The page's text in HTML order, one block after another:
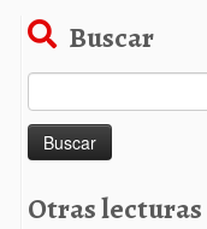
Buscar
Otras lecturas